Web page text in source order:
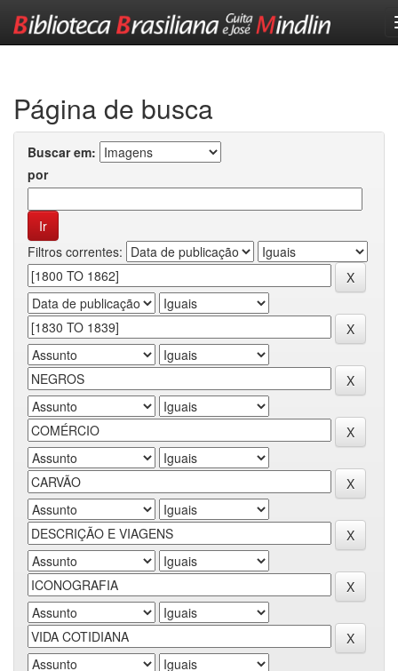
Página de busca
Buscar em:
por
Filtros correntes: